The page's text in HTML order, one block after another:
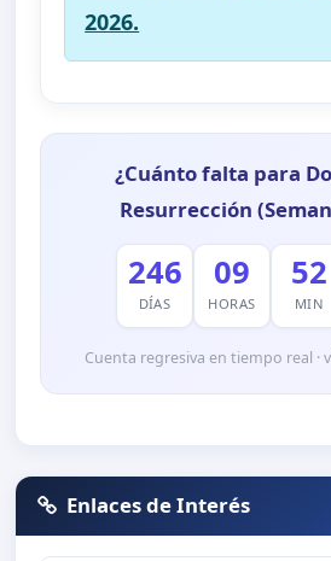
2026.
¿Cuánto falta para
Resurrección
246
DÍAS
09
HORAS
52
MIN
Cuenta regresiva en tiempo real ·
Enlaces de Interés